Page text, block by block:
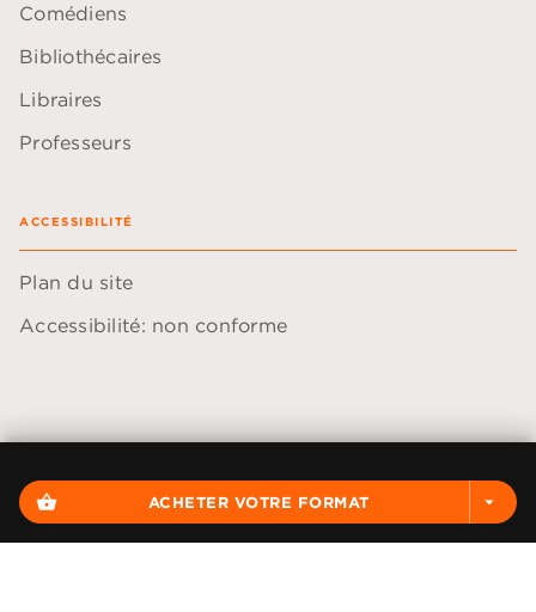
shopping_basket ACHETER VOTRE FORMAT arrow_drop_down
Comédiens
Bibliothécaires
Libraires
Professeurs
ACCESSIBILITÉ
Plan du site
Accessibilité: non conforme
Données personnelles
Paramétrer vos cookies
Mentions légales
Conditions générales d'utilisation